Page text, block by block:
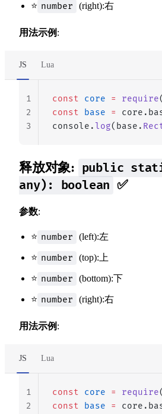
⭐ number (right):右
用法示例 :
JS Lua
const core = require(
const base =
console.log(base.
1
2
3
释放对象: public
any): boolean ✅
参数:
⭐ number (left):左
⭐ number (top):上
⭐ number (bottom):下
⭐ number (right):右
用法示例 :
JS Lua
const core = require(
const base =
1
2